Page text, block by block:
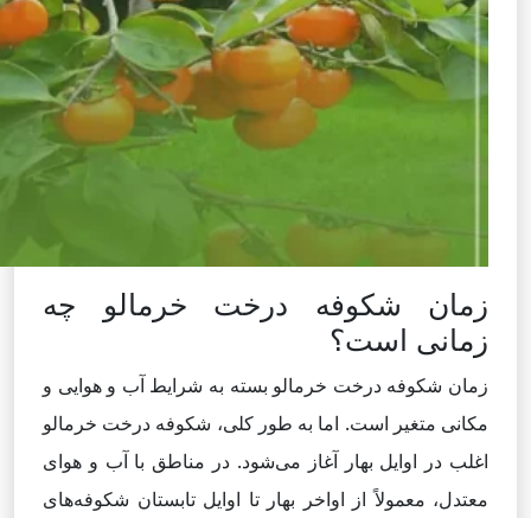
زمان شکوفه درخت خرمالو چه
زمانی است؟
زمان شکوفه درخت خرمالو بسته به شرایط آب و هوایی و
مکانی متغیر است. اما به طور کلی، شکوفه درخت خرمالو
اغلب در اوایل بهار آغاز می‌شود. در مناطق با آب و هوای
معتدل، معمولاً از اواخر بهار تا اوایل تابستان شکوفه‌های